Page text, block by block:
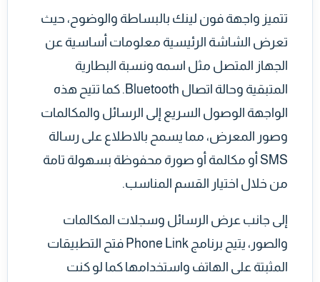
تتميز واجهة فون لينك بالبساطة والوضوح، حيث
تعرض الشاشة الرئيسية معلومات أساسية عن
الجهاز المتصل مثل اسمه ونسبة البطارية
المتبقية وحالة اتصال Bluetooth. كما تتيح هذه
الواجهة الوصول السريع إلى الرسائل والمكالمات
وصور المعرض، مما يسمح بالاطلاع على رسالة
SMS أو مكالمة أو صورة محفوظة بسهولة تامة
من خلال اختيار القسم المناسب.
إلى جانب عرض الرسائل وسجلات المكالمات
والصور، يتيح برنامج Phone Link فتح التطبيقات
المثبتة على الهاتف واستخدامها كما لو كنت